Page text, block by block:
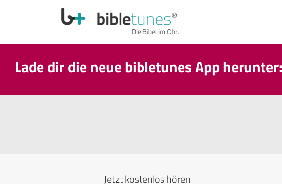
Lade dir die neue bibletunes App herunter:
Jetzt kostenlos hören